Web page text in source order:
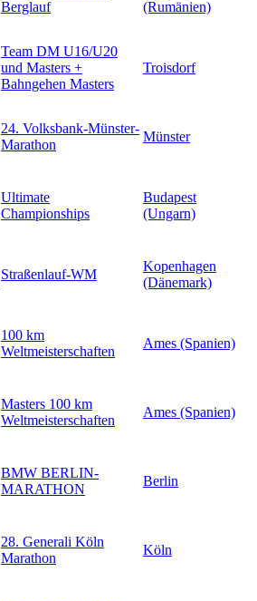
Berglauf
(Rumänien)
Team DM U16/U20
und Masters +
Bahngehen Masters
Troisdorf
24. Volksbank-Münster-
Marathon
Münster
Ultimate
Championships
Budapest
(Ungarn)
Straßenlauf-WM
Kopenhagen
(Dänemark)
100 km
Weltmeisterschaften
Ames (Spanien)
Masters 100 km
Weltmeisterschaften
Ames (Spanien)
BMW BERLIN-
MARATHON
Berlin
28. Generali Köln
Marathon
Köln